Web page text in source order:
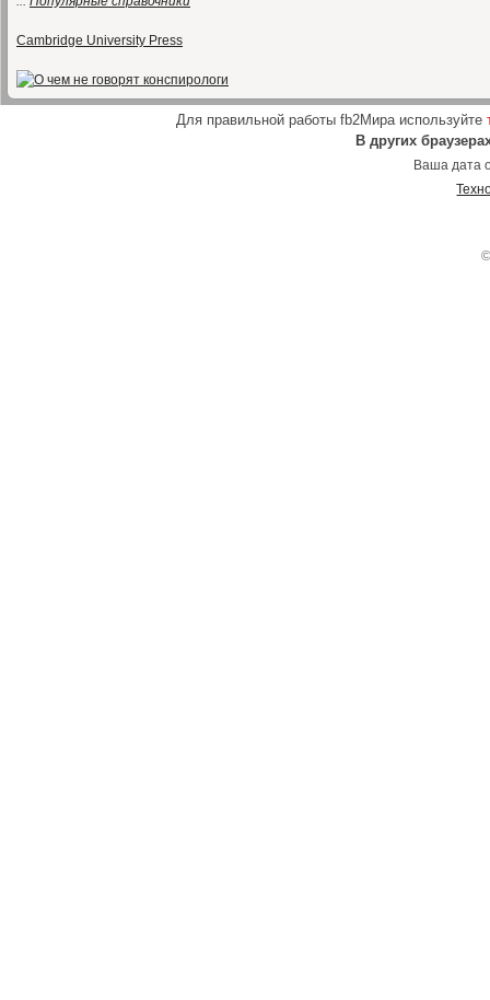
Cambridge University Press
Для правильной работы fb2Мира используйте
В других
Ваша дата